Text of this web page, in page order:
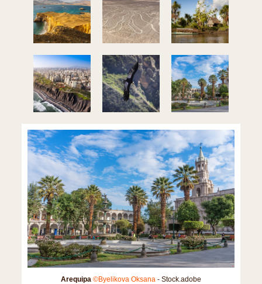
Arequipa ©Byelikova Oksana - Stock.adobe